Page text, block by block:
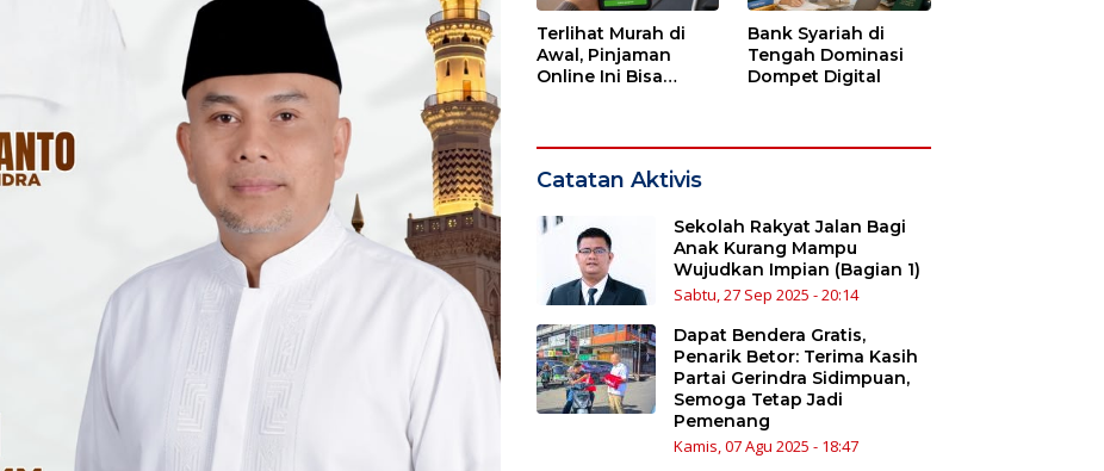
Terlihat Murah di
Awal, Pinjaman
Online Ini Bisa
Bank Syariah di
Tengah Dominasi
Dompet Digital
Catatan Aktivis
Sekolah Rakyat Jalan Bagi
Anak Kurang Mampu
Wujudkan Impian (Bagian 1)
Sabtu, 27 Sep 2025 - 20:14
Dapat Bendera Gratis,
Penarik Betor: Terima Kasih
Partai Gerindra Sidimpuan,
Semoga Tetap Jadi
Pemenang
Kamis, 07 Agu 2025 - 18:47